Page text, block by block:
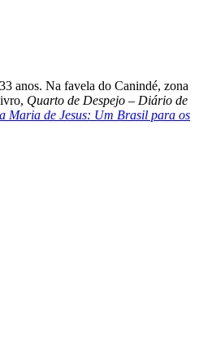
anos. Na favela do Canindé, zona
Quarto de Despejo – Diário de
Maria de Jesus: Um Brasil para os